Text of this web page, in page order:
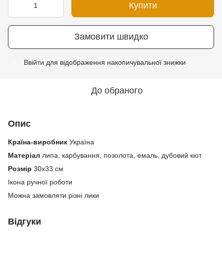
Купити
Замовити швидко
Ввійти для відображення накопичувальної знижки
До обраного
Опис
Країна-виробник Україна
Матеріал липа, карбування, позолота, емаль, дубовий кіот
Розмір 30х33 см
Ікона ручної роботи
Можна замовляти різні лики
Відгуки